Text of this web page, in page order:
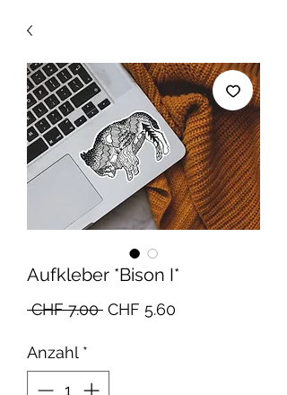
Aufkleber *Bison I*
CHF 7.00 Standardpreis
CHF 5.60
Anzahl *